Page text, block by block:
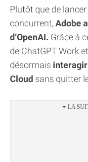
Plutôt que de
concurrent,Adobe
d’OpenAI. Grâce à
de ChatGPT Work
désormais interagir
Cloud sans quitter